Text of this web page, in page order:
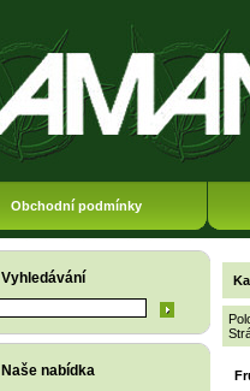
Obchodní podmínky
Vyhledávání
Naše nabídka